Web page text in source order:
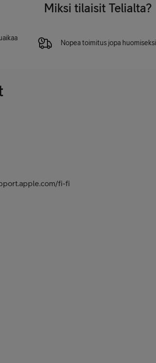
Miksi tilaisit Telialta?
Nopea toimitus jopa huomiseksi
fi-fi